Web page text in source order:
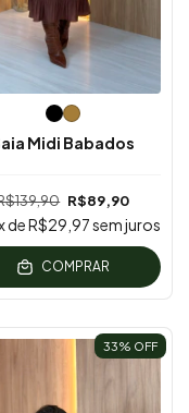
Midi Babados
R$89,90
deR$29,97sem juros
COMPRAR
33% OFF